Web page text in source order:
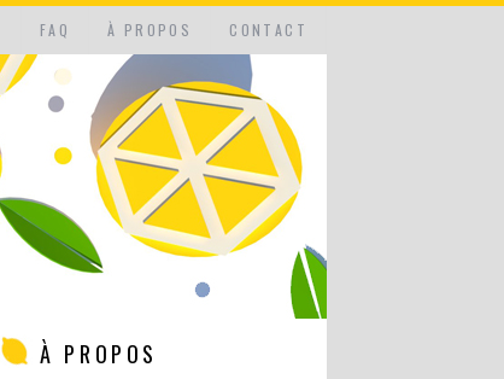
FAQ À PROPOS CONTACT
À PROPOS